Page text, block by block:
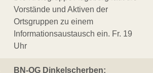
Vorstände und Aktiven der
Ortsgruppen zu einem
Informationsaustausch ein. Fr. 19
Uhr
BN-OG Dinkelscherben: